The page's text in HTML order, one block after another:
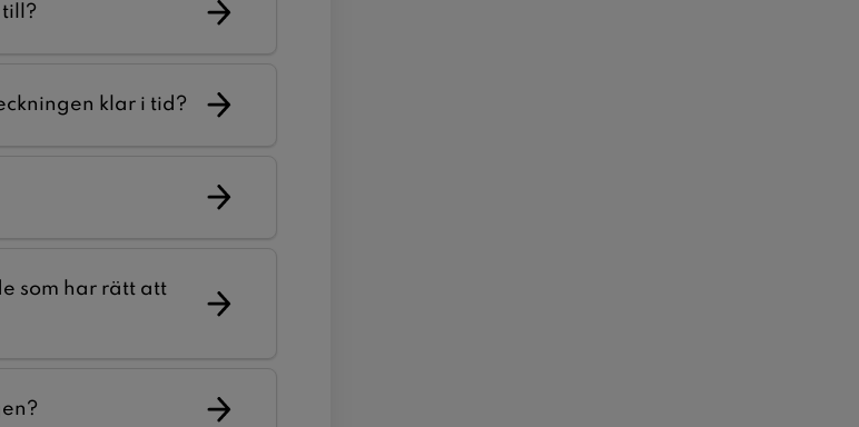
klar i tid?
som har rätt att